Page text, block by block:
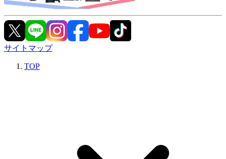
サイトマップ
TOP